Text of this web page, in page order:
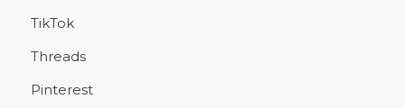
TikTok
Threads
Pinterest